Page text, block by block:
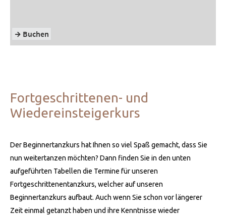
Fortgeschrittenen- und
Wiedereinsteigerkurs
Der Beginnertanzkurs hat Ihnen so viel Spaß gemacht, dass Sie
nun weitertanzen möchten? Dann finden Sie in den unten
aufgeführten Tabellen die Termine für unseren
Fortgeschrittenentanzkurs, welcher auf unseren
Beginnertanzkurs aufbaut. Auch wenn Sie schon vor längerer
Zeit einmal getanzt haben und ihre Kenntnisse wieder